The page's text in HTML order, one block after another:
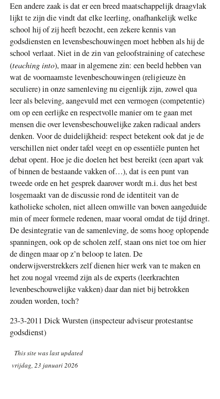
Een andere zaak is dat er een breed maatschappelijk draagvlak
lijkt te zijn die vindt dat elke leerling, onafhankelijk welke
school hij of zij heeft bezocht, een zekere kennis van
godsdiensten en levensbeschouwingen moet hebben als hij de
school verlaat. Niet in de zin van geloofstraining of catechese
(teaching into), maar in algemene zin: een beeld hebben van
wat de voornaamste levenbeschouwingen (religieuze èn
seculiere) in onze samenleving nu eigenlijk zijn, zowel qua
leer als beleving, aangevuld met een vermogen (competentie)
om op een eerlijke en respectvolle manier om te gaan met
mensen die over levensbeschouwelijke zaken radicaal anders
denken. Voor de duidelijkheid: respect betekent ook dat je de
verschillen niet onder tafel veegt en op essentiële punten het
debat opent. Hoe je die doelen het best bereikt (een apart vak
of binnen de bestaande vakken of…), dat is een punt van
tweede orde en het gesprek daarover wordt m.i. dus het best
losgemaakt van de discussie rond de identiteit van de
katholieke scholen, niet alleen omwille van boven aangeduide
min of meer formele redenen, maar vooral omdat de tijd dringt.
De desintegratie van de samenleving, de soms hoog oplopende
spanningen, ook op de scholen zelf, staan ons niet toe om hier
de dingen maar op z’n beloop te laten. De
onderwijsverstrekkers zelf dienen hier werk van te maken en
het zou nogal vreemd zijn als de experts (leerkrachten
levenbeschouwelijke vakken) daar dan niet bij betrokken
zouden worden, toch?
23-3-2011 Dick Wursten (inspecteur adviseur protestantse
godsdienst)
This site was last updated
vrijdag, 23 januari 2026